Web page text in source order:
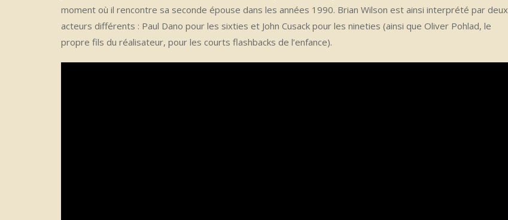
moment où il rencontre sa seconde épouse dans les années 1990. Brian Wilson est ainsi interprété par deux
acteurs différents : Paul Dano pour les sixties et John Cusack pour les nineties (ainsi que Oliver Pohlad, le
propre fils du réalisateur, pour les courts flashbacks de l’enfance).